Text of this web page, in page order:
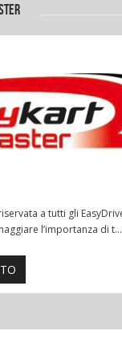
a tutti gli
l’importanza di t...